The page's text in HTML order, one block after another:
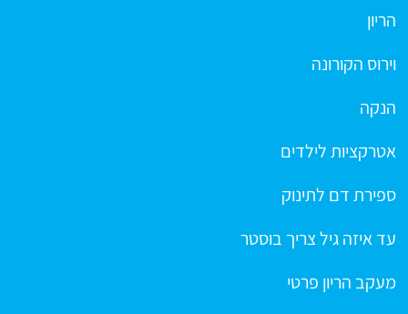
הריון
וירוס הקורונה
הנקה
אטרקציות לילדים
ספירת דם לתינוק
עד איזה גיל צריך בוסטר
מעקב הריון פרטי